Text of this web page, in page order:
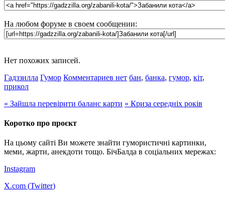
На любом форуме в своем сообщении:
Нет похожих записей.
Гадззилла Гумор Комментариев нет бан, банка, гумор, кіт,
прикол
« Зайшла перевірити баланс карти » Криза середніх років
Коротко про проєкт
На цьому сайті Ви можете знайти гумористичні картинки,
меми, жарти, анекдоти тощо. БічБалда в соціальних мережах:
Instagram
X.com (Twitter)